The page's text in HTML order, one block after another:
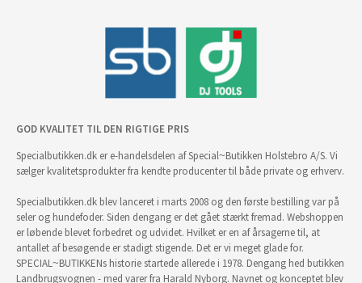
GOD KVALITET TIL DEN RIGTIGE PRIS
Specialbutikken.dk er e-handelsdelen af Special~Butikken Holstebro A/S. Vi
sælger kvalitetsprodukter fra kendte producenter til både private og erhverv.
Specialbutikken.dk blev lanceret i marts 2008 og den første bestilling var på
seler og hundefoder. Siden dengang er det gået stærkt fremad. Webshoppen
er løbende blevet forbedret og udvidet. Hvilket er en af årsagerne til, at
antallet af besøgende er stadigt stigende. Det er vi meget glade for.
SPECIAL~BUTIKKENs historie startede allerede i 1978. Dengang hed butikken
Landbrugsvognen - med varer fra Harald Nyborg. Navnet og konceptet blev